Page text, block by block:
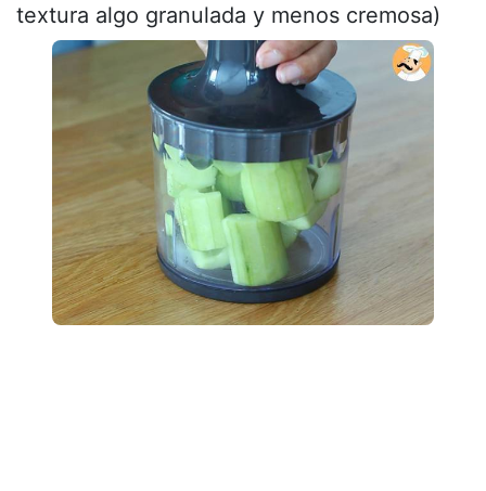
textura algo granulada y menos cremosa)